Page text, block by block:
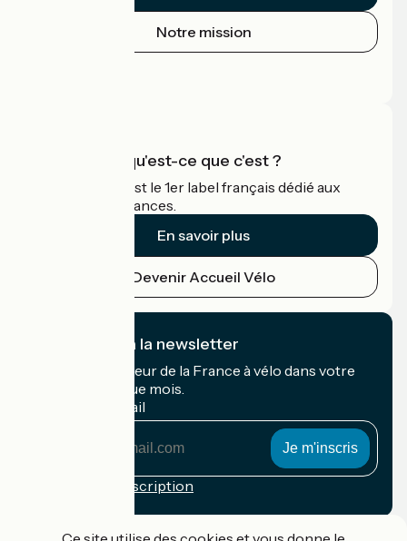
Notre mission
Accueil Vélo qu'est-ce que c'est ?
Accueil Vélo c'est le 1er label français dédié aux
cyclistes en vacances.
En savoir plus
Devenir Accueil Vélo
Je m'abonne à la newsletter
Recevez le meilleur de la France à vélo dans votre
boîte mail chaque mois.
Mon adresse mail
Conditions d'inscription